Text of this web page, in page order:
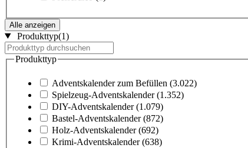
Alle anzeigen
Produkttyp(1)
Produkttyp
Adventskalender zum Befüllen (3.022)
Spielzeug-Adventskalender (1.352)
DIY-Adventskalender (1.079)
Bastel-Adventskalender (872)
Holz-Adventskalender (692)
Krimi-Adventskalender (638)